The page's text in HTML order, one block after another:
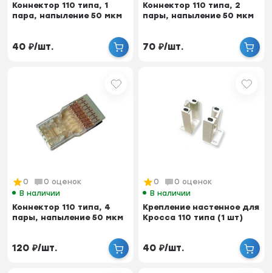
Коннектор 110 типа, 1
пара, напыление 50 мкм
40 ₽/шт.
Коннектор 110 типа, 2
пары, напыление 50 мкм
70 ₽/шт.
0
0 оценок
В наличии
Коннектор 110 типа, 4
пары, напыление 50 мкм
120 ₽/шт.
0
0 оценок
В наличии
Крепление настенное для
Кросса 110 типа (1 шт)
40 ₽/шт.